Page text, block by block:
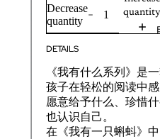
Decrease
quantity
quantity
DETAILS
《我有什么系列》是
孩子在轻松的阅读中
愿意给予什么、珍惜
也认识自己。
在《我有一只蝌蚪》